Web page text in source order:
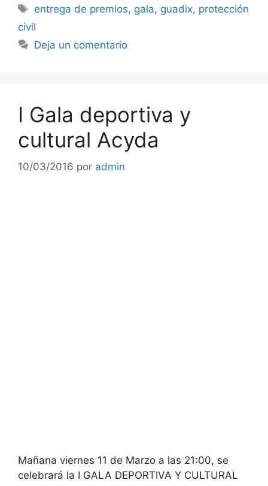
Etiquetas
entrega de premios, gala, guadix, protección
civil
Deja un comentario
I Gala deportiva y
cultural Acyda
10/03/2016 por admin
Mañana viernes 11 de Marzo a las 21:00, se
celebrará la I GALA DEPORTIVA Y CULTURAL